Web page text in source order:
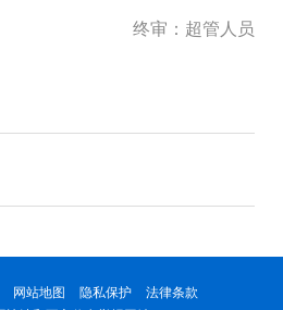
终审：超管人员
网站地图 隐私保护
法律条款